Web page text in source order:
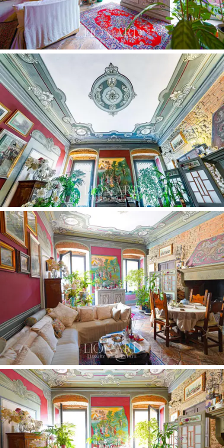
Internamente, el apartamento se abre a una entrada
que conduce al salón, presidido por una imponente
chimenea original de piedra arenisca. La cocina y el
comedor, adyacentes al salón, ofrecen espacios
habitables y funcionales, ideales para recibir a los
invitados. La zona de noche se caracteriza por un largo
pasillo que conduce a tres dormitorios dobles y un
baño. Cada habitación tiene su propia identidad
distintiva: desde el intrigante entresuelo hasta las
elegantes paredes y techos pintados a mano con
frescos de época, hasta los dormitorios principales de
40 m2 contechos decorados en oro auténtico de
24 quilatesy vistas excepcionales gracias a las cuatro
altas ventanas.
Detalles como frescos, mosaicos, relieves y la
exhibición de ladrillos originales de las paredes de la
Florenciamedieval conservados y restaurados le dan al
apartamento un encanto de época que se entrelaza
perfectamente con las comodidades modernas. A
pesar de su ubicación central, el apartamento está
situado en una calle tranquila, ofreciendo un refugio
tranquilo lejos del ruido de la ciudad.
Además de las características estéticas e históricas, el
apartamento está equipado con todas las
comodidades modernas.La presencia de un ascensor
en un edificio histórico es una señal más de una
cuidadosa renovación que combina el respeto por el
pasado y las necesidades del presente.La posibilidad
de personalizar aún más los espacios, adaptándolos a
tus necesidades, hace que esta propiedad sea aún más